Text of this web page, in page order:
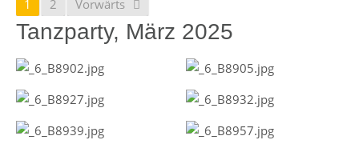
1 2 Vorwärts
Tanzparty, März 2025